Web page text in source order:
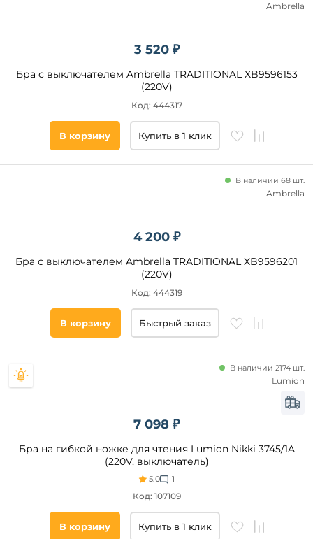
3 520 ₽
Бра с выключателем Ambrella TRADITIONAL XB9596153
(220V)
Код: 444317
Ambrella
В корзину Купить в 1 клик
4 200 ₽
Бра с выключателем Ambrella TRADITIONAL XB9596201
(220V)
В наличии 68 шт.
Код: 444319
Ambrella
В корзину Быстрый заказ
7 098 ₽
Бра на гибкой ножке для чтения Lumion Nikki 3745/1A
(220V, выключатель)
5.0 1
В наличии 2174 шт.
Код: 107109
Lumion
В корзину Купить в 1 клик